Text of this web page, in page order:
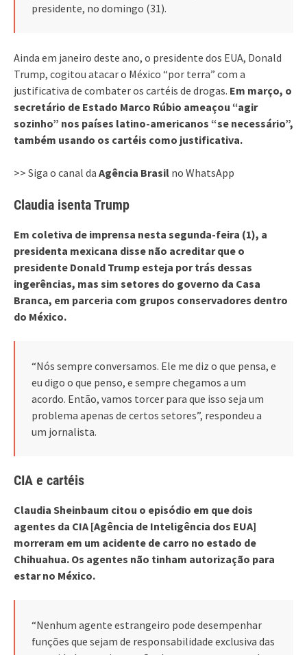
presidente, no domingo (31).
Ainda em janeiro deste ano, o presidente dos EUA, Donald
Trump, cogitou atacar o México “por terra” com a
justificativa de combater os cartéis de drogas. Em março, o
secretário de Estado Marco Rúbio ameaçou “agir
sozinho” nos países latino-americanos “se necessário”,
também usando os cartéis como justificativa.
>> Siga o canal da Agência Brasil no WhatsApp
Claudia isenta Trump
Em coletiva de imprensa nesta segunda-feira (1), a
presidenta mexicana disse não acreditar que o
presidente Donald Trump esteja por trás dessas
ingerências, mas sim setores do governo da Casa
Branca, em parceria com grupos conservadores dentro
do México.
“Nós sempre conversamos. Ele me diz o que pensa, e
eu digo o que penso, e sempre chegamos a um
acordo. Então, vamos torcer para que isso seja um
problema apenas de certos setores”, respondeu a
um jornalista.
CIA e cartéis
Claudia Sheinbaum citou o episódio em que dois
agentes da CIA [Agência de Inteligência dos EUA]
morreram em um acidente de carro no estado de
Chihuahua. Os agentes não tinham autorização para
estar no México.
“Nenhum agente estrangeiro pode desempenhar
funções que sejam de responsabilidade exclusiva das